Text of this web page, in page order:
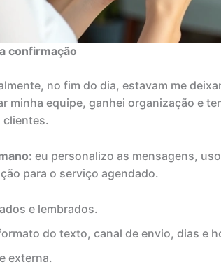
confirmação
no fim do dia, estavam me
minha equipe, ganhei organização e
clientes.
eu personalizo as mensagens,
para o serviço agendado.
e lembrados.
do texto, canal de envio, dias e
externa.